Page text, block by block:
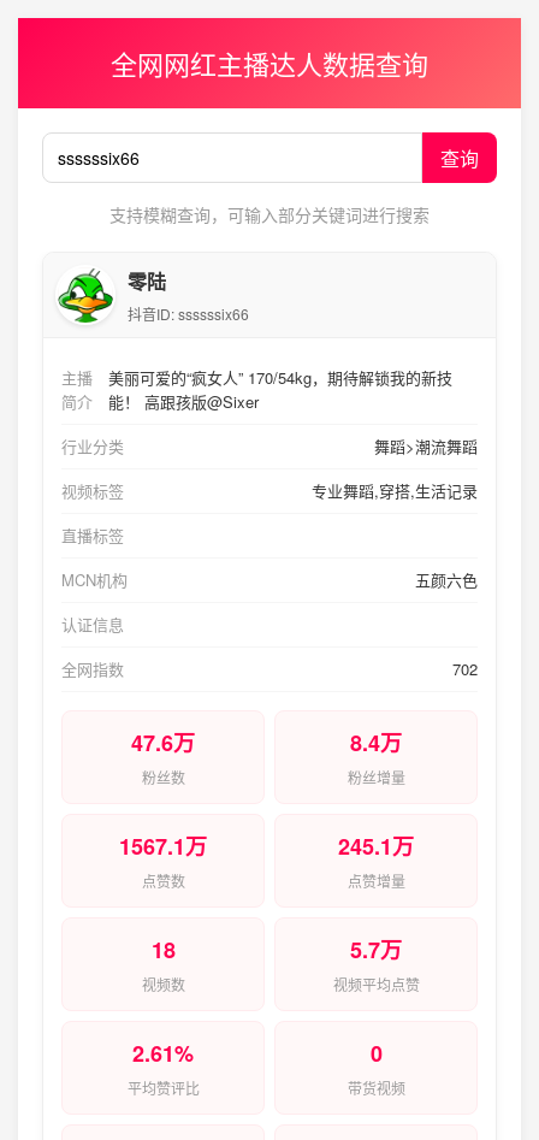
全网网红主播达人数据查询
查询
支持模糊查询，可输入部分关键词进行搜索
零陆
抖音ID:ssssssix66
主播
简介
美丽可爱的“疯女人” 170/54kg，期待解锁我的新技
能！ 高跟孩版@Sixer
行业分类
舞蹈>潮流舞蹈
视频标签
专业舞蹈,穿搭,生活记录
直播标签
MCN机构
五颜六色
认证信息
全网指数
702
47.6万
粉丝数
8.4万
粉丝增量
1567.1万
点赞数
245.1万
点赞增量
18
视频数
5.7万
视频平均点赞
2.61%
平均赞评比
0
带货视频